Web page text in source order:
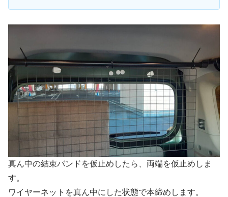
真ん中の結束バンドを仮止めしたら、両端を仮止めしま
す。
ワイヤーネットを真ん中にした状態で本締めします。